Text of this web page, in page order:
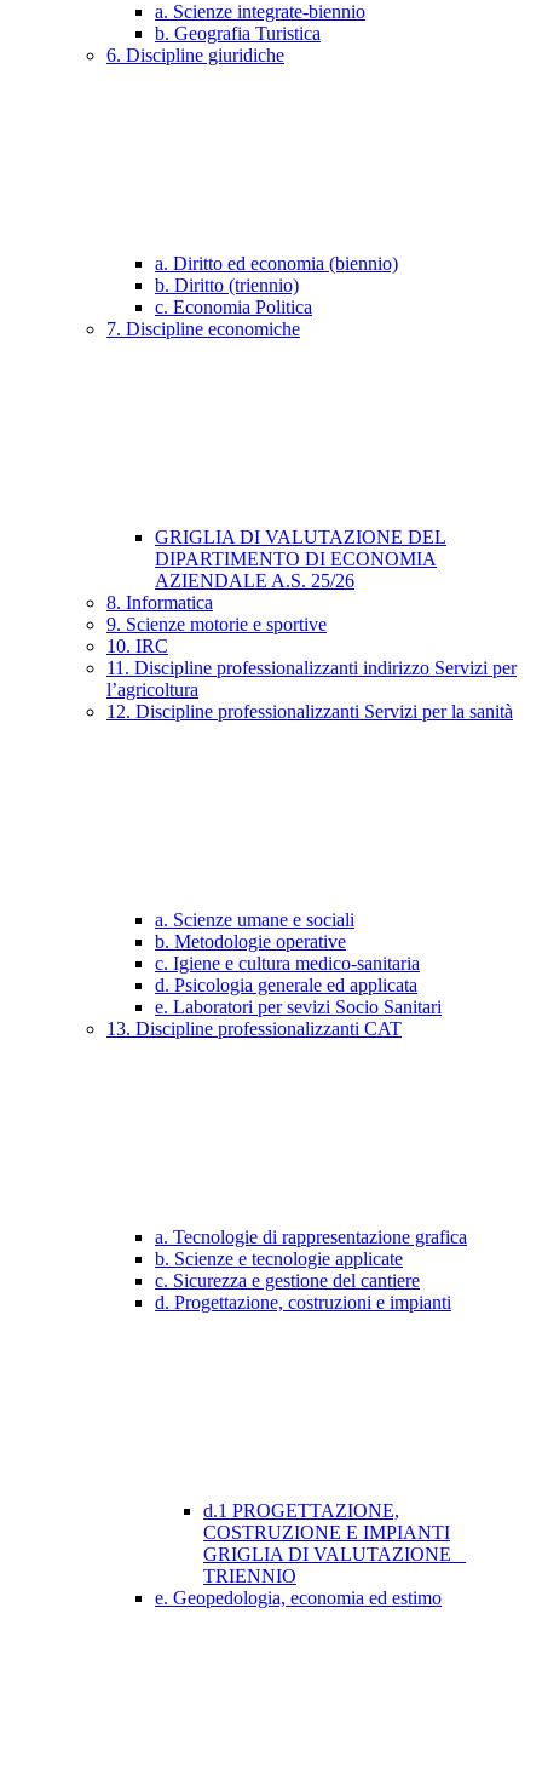
a. Scienze integrate-biennio
b. Geografia Turistica
6. Discipline giuridiche
a. Diritto ed economia (biennio)
b. Diritto (triennio)
c. Economia Politica
7. Discipline economiche
GRIGLIA DI VALUTAZIONE DEL
DIPARTIMENTO DI ECONOMIA
AZIENDALE A.S. 25/26
8. Informatica
9. Scienze motorie e sportive
10. IRC
11. Discipline professionalizzanti indirizzo Servizi per
l’agricoltura
12. Discipline professionalizzanti Servizi per la sanità
a. Scienze umane e sociali
b. Metodologie operative
c. Igiene e cultura medico-sanitaria
d. Psicologia generale ed applicata
e. Laboratori per sevizi Socio Sanitari
13. Discipline professionalizzanti CAT
a. Tecnologie di rappresentazione grafica
b. Scienze e tecnologie applicate
c. Sicurezza e gestione del cantiere
d. Progettazione, costruzioni e impianti
d.1 PROGETTAZIONE,
COSTRUZIONE E IMPIANTI
GRIGLIA DI VALUTAZIONE _
TRIENNIO
e. Geopedologia, economia ed estimo